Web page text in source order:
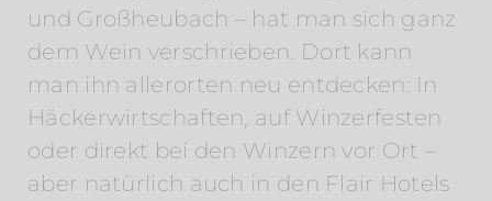
und Großheubach – hat man sich ganz
dem Wein verschrieben. Dort kann
man ihn allerorten neu entdecken: In
Häckerwirtschaften, auf Winzerfesten
oder direkt bei den Winzern vor Ort –
aber natürlich auch in den Flair Hotels